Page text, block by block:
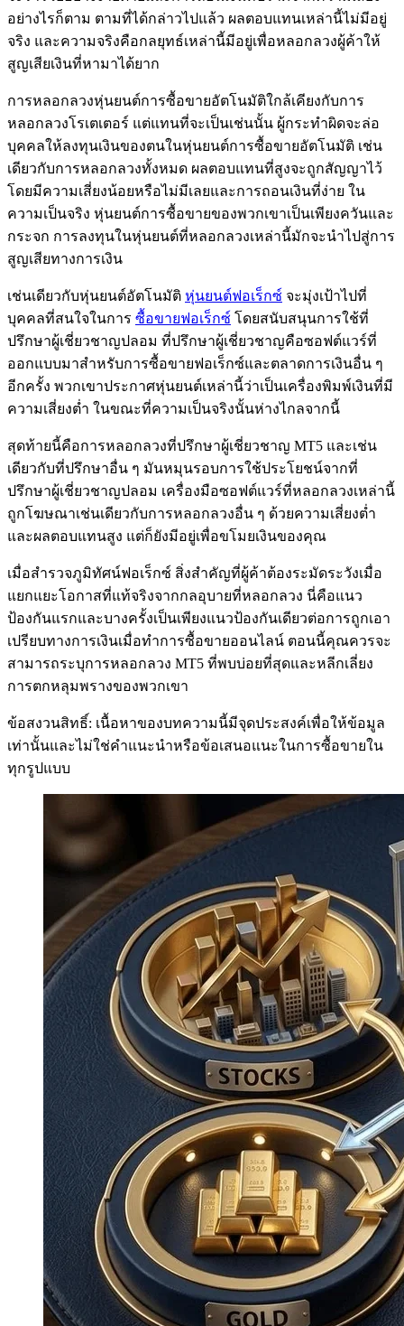
อย่างไรก็ตาม ตามที่ได้กล่าวไปแล้ว ผลตอบแทนเหล่านี้ไม่มีอยู่
จริง และความจริงคือกลยุทธ์เหล่านี้มีอยู่เพื่อหลอกลวงผู้ค้าให้
สูญเสียเงินที่หามาได้ยาก
การหลอกลวงหุ่นยนต์การซื้อขายอัตโนมัติใกล้เคียงกับการ
หลอกลวงโรเตเตอร์ แต่แทนที่จะเป็นเช่นนั้น ผู้กระทำผิดจะล่อ
บุคคลให้ลงทุนเงินของตนในหุ่นยนต์การซื้อขายอัตโนมัติ เช่น
เดียวกับการหลอกลวงทั้งหมด ผลตอบแทนที่สูงจะถูกสัญญาไว้
โดยมีความเสี่ยงน้อยหรือไม่มีเลยและการถอนเงินที่ง่าย ใน
ความเป็นจริง หุ่นยนต์การซื้อขายของพวกเขาเป็นเพียงควันและ
กระจก การลงทุนในหุ่นยนต์ที่หลอกลวงเหล่านี้มักจะนำไปสู่การ
สูญเสียทางการเงิน
เช่นเดียวกับหุ่นยนต์อัตโนมัติ หุ่นยนต์ฟอเร็กซ์ จะมุ่งเป้าไปที่
บุคคลที่สนใจในการ ซื้อขายฟอเร็กซ์ โดยสนับสนุนการใช้ที่
ปรึกษาผู้เชี่ยวชาญปลอม ที่ปรึกษาผู้เชี่ยวชาญคือซอฟต์แวร์ที่
ออกแบบมาสำหรับการซื้อขายฟอเร็กซ์และตลาดการเงินอื่น ๆ
อีกครั้ง พวกเขาประกาศหุ่นยนต์เหล่านี้ว่าเป็นเครื่องพิมพ์เงินที่มี
ความเสี่ยงต่ำ ในขณะที่ความเป็นจริงนั้นห่างไกลจากนี้
สุดท้ายนี้คือการหลอกลวงที่ปรึกษาผู้เชี่ยวชาญ MT5 และเช่น
เดียวกับที่ปรึกษาอื่น ๆ มันหมุนรอบการใช้ประโยชน์จากที่
ปรึกษาผู้เชี่ยวชาญปลอม เครื่องมือซอฟต์แวร์ที่หลอกลวงเหล่านี้
ถูกโฆษณาเช่นเดียวกับการหลอกลวงอื่น ๆ ด้วยความเสี่ยงต่ำ
และผลตอบแทนสูง แต่ก็ยังมีอยู่เพื่อขโมยเงินของคุณ
เมื่อสำรวจภูมิทัศน์ฟอเร็กซ์ สิ่งสำคัญที่ผู้ค้าต้องระมัดระวังเมื่อ
แยกแยะโอกาสที่แท้จริงจากกลอุบายที่หลอกลวง นี่คือแนว
ป้องกันแรกและบางครั้งเป็นเพียงแนวป้องกันเดียวต่อการถูกเอา
เปรียบทางการเงินเมื่อทำการซื้อขายออนไลน์ ตอนนี้คุณควรจะ
สามารถระบุการหลอกลวง MT5 ที่พบบ่อยที่สุดและหลีกเลี่ยง
การตกหลุมพรางของพวกเขา
ข้อสงวนสิทธิ์: เนื้อหาของบทความนี้มีจุดประสงค์เพื่อให้ข้อมูล
เท่านั้นและไม่ใช่คำแนะนำหรือข้อเสนอแนะในการซื้อขายใน
ทุกรูปแบบ